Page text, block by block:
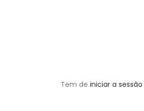
Tem de iniciar a sessão